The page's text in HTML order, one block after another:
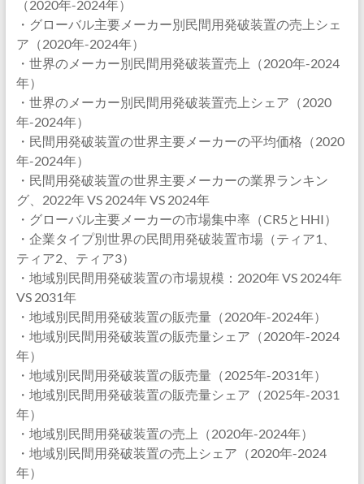
（2020年-2024年）
・グローバル主要メーカー別民間用発破装置の売上シェ
ア（2020年-2024年）
・世界のメーカー別民間用発破装置売上（2020年-2024
年）
・世界のメーカー別民間用発破装置売上シェア（2020
年-2024年）
・民間用発破装置の世界主要メーカーの平均価格（2020
年-2024年）
・民間用発破装置の世界主要メーカーの業界ランキン
グ、2022年 VS 2024年 VS 2024年
・グローバル主要メーカーの市場集中率（CR5とHHI）
・企業タイプ別世界の民間用発破装置市場（ティア1、
ティア2、ティア3）
・地域別民間用発破装置の市場規模：2020年 VS 2024年
VS 2031年
・地域別民間用発破装置の販売量（2020年-2024年）
・地域別民間用発破装置の販売量シェア（2020年-2024
年）
・地域別民間用発破装置の販売量（2025年-2031年）
・地域別民間用発破装置の販売量シェア（2025年-2031
年）
・地域別民間用発破装置の売上（2020年-2024年）
・地域別民間用発破装置の売上シェア（2020年-2024
年）